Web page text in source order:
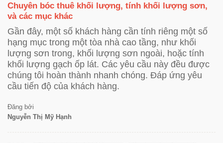
Chuyên bóc thuê khối lượng, tính khối lượng sơn,
và các mục khác
Gần đây, một số khách hàng cần tính riêng một số
hạng mục trong một tòa nhà cao tầng, như khối
lượng sơn trong, khối lượng sơn ngoài, hoặc tính
khối lượng gạch ốp lát. Các yêu cầu này đều được
chúng tôi hoàn thành nhanh chóng. Đáp ứng yêu
cầu tiến độ của khách hàng.
Đăng bởi
Nguyễn Thị Mỹ Hạnh